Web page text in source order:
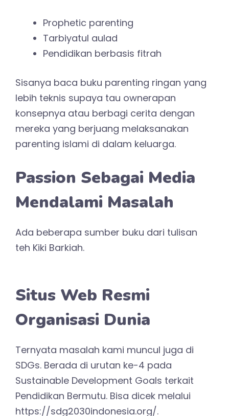
Ternyata masalah kami muncul juga di
SDGs. Berada di urutan ke-4 pada
Pendidikan Bermutu. Bisa dicek melalui
https://sdg2030indonesia.org/.
Semoga kami bisa upgrading ilmu
parenting islami. Agar dalam mendidik
dengan ilmu yang mumpuni. Semoga
semua proses belajar ini Allah mudahkan.
Aamiin.
Malang, 16 Agustus 2021
#3: Jurnal Review
Tim yang Solid
Kita Tidak Bisa
Ibu Pembaharu